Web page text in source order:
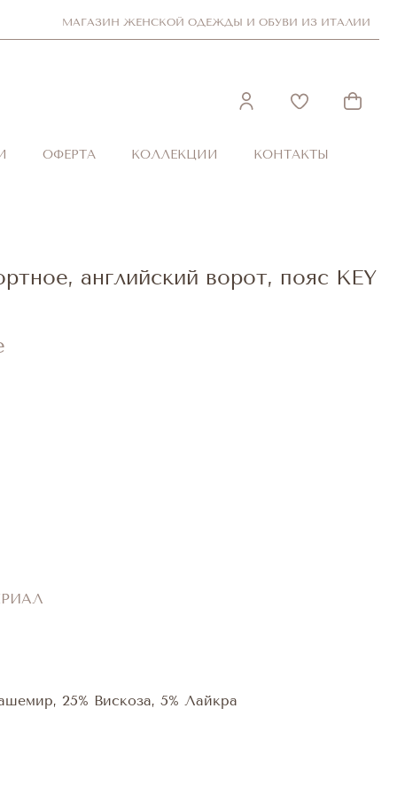
МАГАЗИН ЖЕНСКОЙ ОДЕЖДЫ И ОБУВИ ИЗ ИТАЛИИ
ОФЕРТА КОЛЛЕКЦИИ КОНТАКТЫ
английский ворот, пояс KEY
25% Вискоза, 5% Лайкра